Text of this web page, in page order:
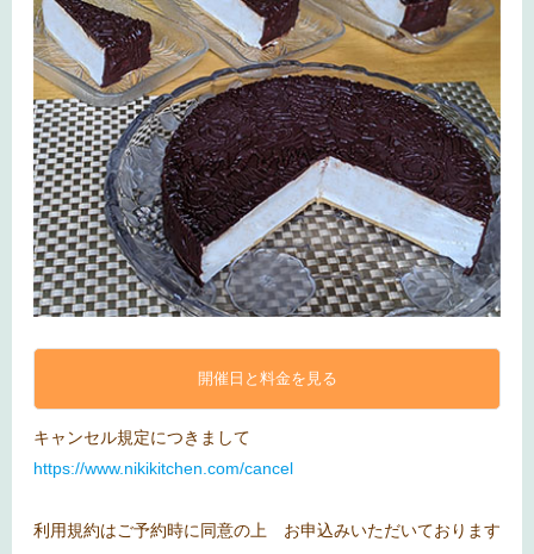
開催日と料金を見る
キャンセル規定につきまして
https://www.nikikitchen.com/cancel
利用規約はご予約時に同意の上 お申込みいただいております